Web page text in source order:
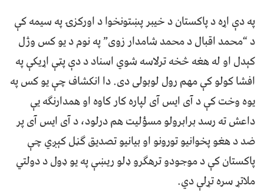
په دې اړه د پاکستان د خیبر پښتونخوا د اورکزۍ په سیمه کې
د “محمد اقبال د محمد شامدار زوی” په نوم د یو کس وژل
کېدل او له هغه څخه ترلاسه شوي اسناد د دې پټې اړیکې په
افشا کولو کې مهم رول لوبولی دی. دا انکشاف چې یو کس په
یوه وخت کې د آی ایس آی لپاره کار کاوه او همدارنګه یې
داعش ته رسد برابرولو مسؤلیت هم درلود، د آی ایس آی پر
ضد د هغو پخوانیو تورونو او بیانیو تصدیق ګڼل کېږي چې
پاکستان کې د موجودو ترهګرو ډلو ریښې په یو ډول د دولتي
ملاتړ سره تړلې دي.